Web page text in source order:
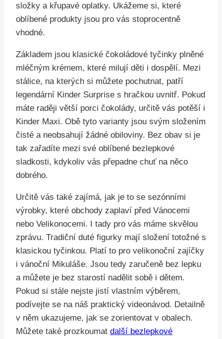
složky a křupavé oplatky. Ukážeme si, které
oblíbené produkty jsou pro vás stoprocentně
vhodné.
Základem jsou klasické čokoládové tyčinky plněné
mléčným krémem, které milují děti i dospělí. Mezi
stálice, na kterých si můžete pochutnat, patří
legendární Kinder Surprise s hračkou uvnitř. Pokud
máte raději větší porci čokolády, určitě vás potěší i
Kinder Maxi. Obě tyto varianty jsou svým složením
čisté a neobsahují žádné obiloviny. Bez obav si je
tak zařadíte mezi své oblíbené bezlepkové
sladkosti, kdykoliv vás přepadne chuť na něco
dobrého.
Určitě vás také zajímá, jak je to se sezónními
výrobky, které obchody zaplaví před Vánocemi
nebo Velikonocemi. I tady pro vás máme skvělou
zprávu. Tradiční duté figurky mají složení totožné s
klasickou tyčinkou. Platí to pro velikonoční zajíčky
i vánoční Mikuláše. Jsou tedy zaručeně bez lepku
a můžete je bez starostí nadělit sobě i dětem.
Pokud si stále nejste jistí vlastním výběrem,
podívejte se na náš praktický videonávod. Detailně
v něm ukazujeme, jak se zorientovat v obalech.
Můžete také prozkoumat další bezlepkové